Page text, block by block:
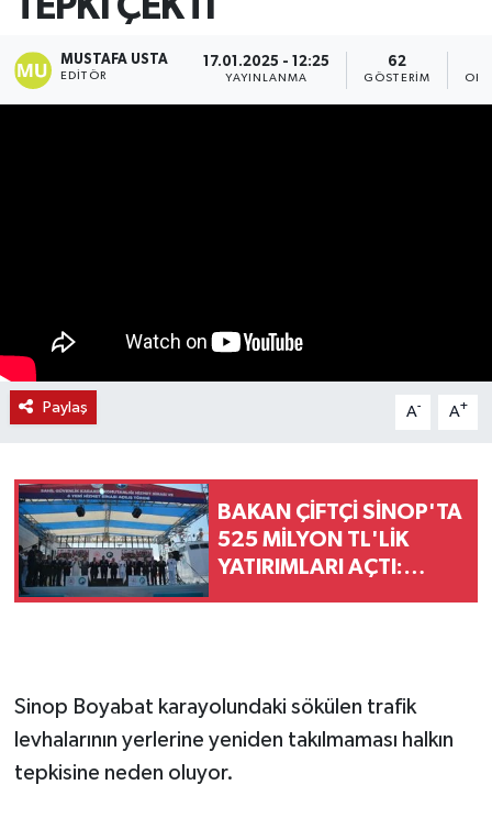
MUSTAFA USTA
EDITÖR
17.01.2025 - 12:25
YAYINLANMA
62
GÖSTERIM
Paylaş A- A+
BAKAN ÇİFTÇİ SİNOP'TA
525 MİLYON TL'LİK
YATIRIMLARI AÇTI:
Sinop Boyabat karayolundaki sökülen trafik
levhalarının yerlerine yeniden takılmaması halkın
tepkisine neden oluyor.